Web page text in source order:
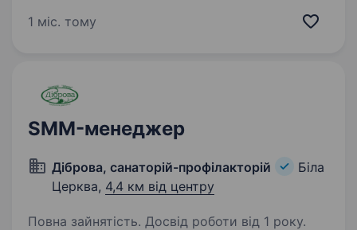
новачків, допомога в адаптації; Що очікуємо:
1 міс. тому
SMM-менеджер
Діброва, санаторій-профілакторій
Біла
Церква, 4,4 км від центру
Повна зайнятість. Досвід роботи від 1 року.